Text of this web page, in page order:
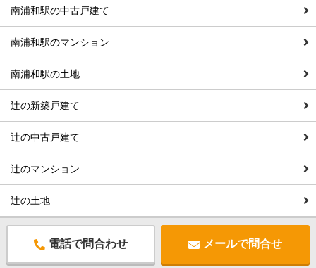
南浦和駅の中古戸建て
南浦和駅のマンション
南浦和駅の土地
辻の新築戸建て
辻の中古戸建て
辻のマンション
辻の土地
電話で問合わせ メールで問合せ